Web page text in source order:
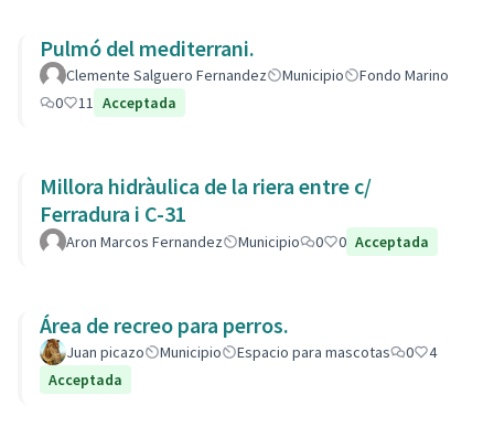
Pulmó del mediterrani.
Clemente Salguero Fernandez Municipio
Fondo Marino
0
11 Acceptada
Millora hidràulica de la riera entre c/
Ferradura i C-31
Aron Marcos Fernandez Municipio 0 0 Acceptada
Área de recreo para perros.
Juan picazo Municipio Espacio para mascotas 0
4
Acceptada